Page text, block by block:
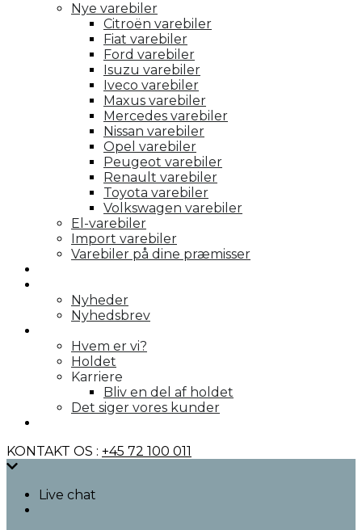
Nye varebiler
Citroën varebiler
Fiat varebiler
Ford varebiler
Isuzu varebiler
Iveco varebiler
Maxus varebiler
Mercedes varebiler
Nissan varebiler
Opel varebiler
Peugeot varebiler
Renault varebiler
Toyota varebiler
Volkswagen varebiler
El-varebiler
Import varebiler
Varebiler på dine præmisser
Nyheder
Nyhedsbrev
Hvem er vi?
Holdet
Karriere
Bliv en del af holdet
Det siger vores kunder
KONTAKT OS : +45 72 100 011
Live chat